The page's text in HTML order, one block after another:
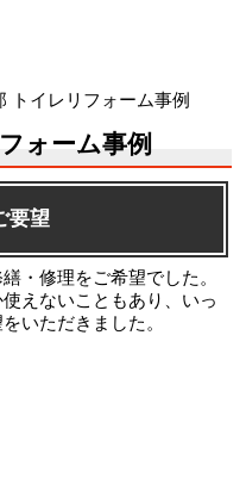
トイレリフォーム事例
ォーム事例
要望
・修理をご希望でした。
えないこともあり、いっ
いただきました。